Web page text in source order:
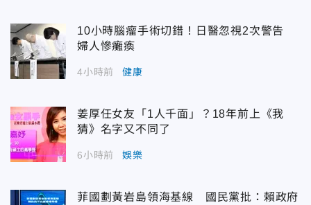
10小時腦瘤手術切錯！日醫忽視2次警告
婦人慘癱瘓
4小時前 健康
姜厚任女友「1人千面」？18年前上《我
猜》名字又不同了
6小時前 娛樂
菲國劃黃岩島領海基線 國民黨批：賴政府